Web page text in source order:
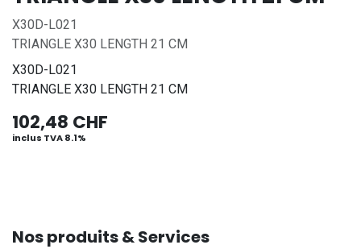
X30D-L021
TRIANGLE X30 LENGTH 21 CM
X30D-L021
TRIANGLE X30 LENGTH 21 CM
102,48 CHF
inclus TVA 8.1%
Nos produits & Services